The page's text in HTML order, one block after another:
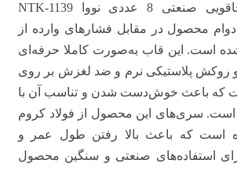
قاب پیچ‌گوشتی چاقویی صنعتی 8 عددی نووا NTK-1139
دوام محصول در مقابل فشارهای وارده از
است. این قاب به‌صورت کاملا حرفه‌ای
پلاستیکی نرم و ضد لغزش بر روی
که باعث خوش‌دست شدن و تناسب آن با
سری‌های این محصول از فولاد کروم
است که باعث بالا رفتن طول عمر و
استفاده‌های صنعتی و سنگین محصول